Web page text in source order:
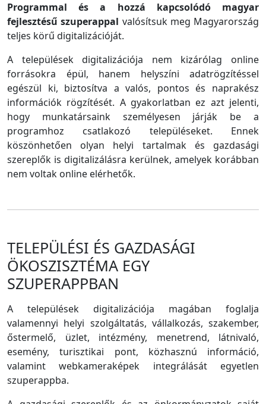
Programmal és a hozzá kapcsolódó magyar
fejlesztésű szuperappal valósítsuk meg Magyarország
teljes körű digitalizációját.
A települések digitalizációja nem kizárólag online
forrásokra épül, hanem helyszíni adatrögzítéssel
egészül ki, biztosítva a valós, pontos és naprakész
információk rögzítését. A gyakorlatban ez azt jelenti,
hogy munkatársaink személyesen járják be a
programhoz csatlakozó településeket. Ennek
köszönhetően olyan helyi tartalmak és gazdasági
szereplők is digitalizálásra kerülnek, amelyek korábban
nem voltak online elérhetők.
TELEPÜLÉSI ÉS GAZDASÁGI
ÖKOSZISZTÉMA EGY
SZUPERAPPBAN
A települések digitalizációja magában foglalja
valamennyi helyi szolgáltatás, vállalkozás, szakember,
őstermelő, üzlet, intézmény, menetrend, látnivaló,
esemény, turisztikai pont, közhasznú információ,
valamint webkameraképek integrálását egyetlen
szuperappba.